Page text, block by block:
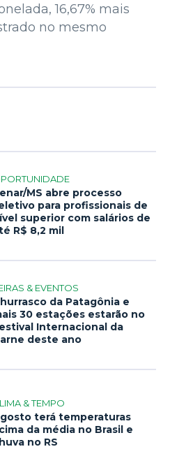
16,67% mais
no mesmo
MS abre processo
para profissionais de
superior com salários de
R$ 8,2 mil
& EVENTOS
da Patagônia e
30 estações estarão no
Internacional da
deste ano
& TEMPO
terá temperaturas
da média no Brasil e
no RS